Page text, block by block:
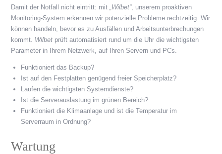
Damit der Notfall nicht eintritt: mit „Wilbet“, unserem proaktiven
Monitoring-System erkennen wir potenzielle Probleme rechtzeitig. Wir
können handeln, bevor es zu Ausfällen und Arbeitsunterbrechungen
kommt. Wilbet prüft automatisiert rund um die Uhr die wichtigsten
Parameter in Ihrem Netzwerk, auf Ihren Servern und PCs.
Funktioniert das Backup?
Ist auf den Festplatten genügend freier Speicherplatz?
Laufen die wichtigsten Systemdienste?
Ist die Serverauslastung im grünen Bereich?
Funktioniert die Klimaanlage und ist die Temperatur im
Serverraum in Ordnung?
Wartung